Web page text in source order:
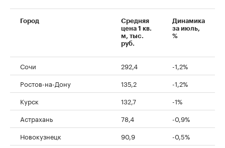
Город
Средняя
цена 1 кв.
м, тыс.
руб.
Динамика
за июль,
%
Сочи 292,4
-1,2%
Ростов-на-Дону
135,2
-1,2%
Курск
132,7
-1%
Астрахань
78,4
-0,9%
Новокузнецк
90,9
-0,5%